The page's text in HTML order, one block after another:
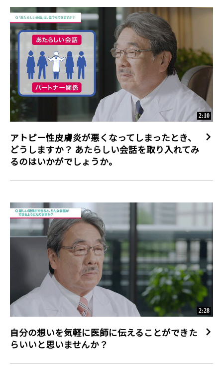
2:10
アトピー性皮膚炎が悪くなってしまったとき、
どうしますか？ あたらしい会話を取り入れてみ
るのはいかがでしょうか。
2:28
自分の想いを気軽に医師に伝えることができた
らいいと思いませんか？